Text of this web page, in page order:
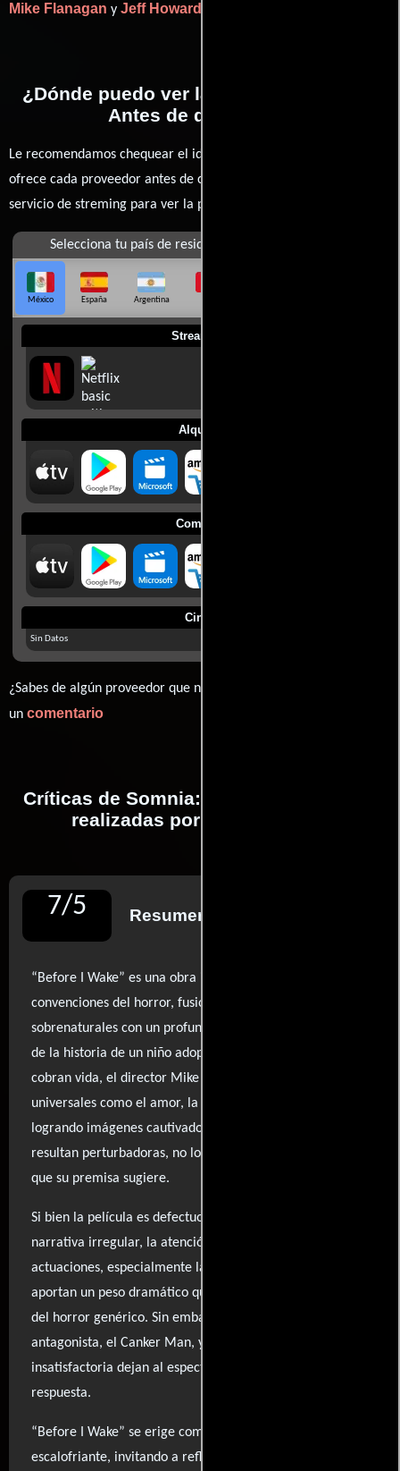
Mike Flanagan y Jeff Howard
¿Dónde puedo ver la películas Somnia:
Antes de despertar?
Le recomendamos chequear el idioma, doblaje o subtítulos que
ofrece cada proveedor antes de comprar, alquilar o contratar un
servicio de streming para ver la películas.
Selecciona tu país de residencia
México España Argentina
Streaming
Alquilar
Comprar
Cines
Sin Datos
¿Sabes de algún proveedor que no estamos mostrando? déjanos
un comentario
Críticas de Somnia: Antes de despertar
realizadas por profesionales
7/5 Resumen de reseñas
“Before I Wake” es una obra intrigante que desafía las
convenciones del horror, fusionando elementos
sobrenaturales con un profundo drama familiar. A través
de la historia de un niño adoptado cuyas pesadillas
cobran vida, el director Mike Flanagan explora temas
universales como el amor, la pérdida y el miedo,
logrando imágenes cautivadoras que, aunque a veces
resultan perturbadoras, no logran mantener la rugosidad
que su premisa sugiere.
Si bien la película es defectuosa y presenta momentos de
narrativa irregular, la atención a la caracterización y las
actuaciones, especialmente la del joven protagonista,
aportan un peso dramático que contrarresta los clichés
del horror genérico. Sin embargo, el uso excesivo de su
antagonista, el Canker Man, y una resolución
insatisfactoria dejan al espectador con preguntas sin
respuesta.
“Before I Wake” se erige como un relato más original que
escalofriante, invitando a reflexionar sobre la